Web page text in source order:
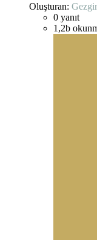
Oluşturan:
0 yanıt
1,2b